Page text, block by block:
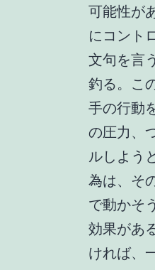
可能性が
にコント
文句を言
釣る。こ
手の行動
の圧力、
ルしよう
為は、そ
で動かそ
効果があ
ければ、